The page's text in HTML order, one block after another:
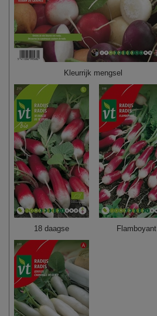
Kleurrijk mengsel
18 daagse Flamboyant